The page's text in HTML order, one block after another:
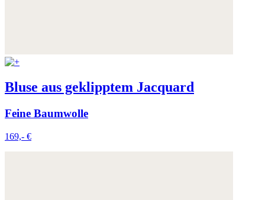
Bluse aus geklipptem Jacquard
Feine Baumwolle
169,- €